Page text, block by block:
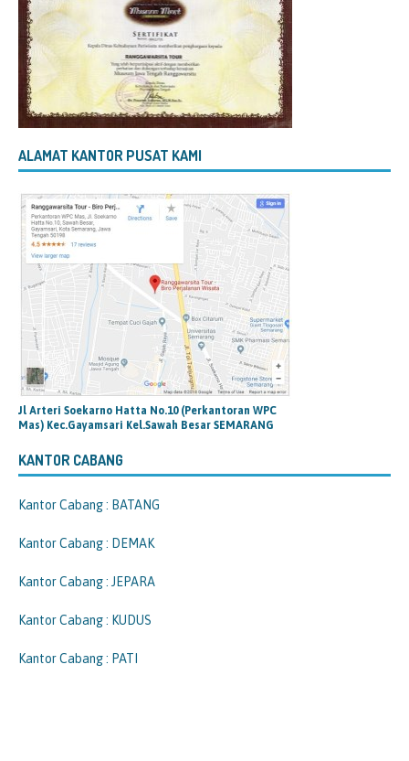
ALAMAT KANTOR PUSAT KAMI
Jl Arteri Soekarno Hatta No.10 (Perkantoran WPC
Mas) Kec.Gayamsari Kel.Sawah Besar SEMARANG
KANTOR CABANG
Kantor Cabang : BATANG
Kantor Cabang : DEMAK
Kantor Cabang : JEPARA
Kantor Cabang : KUDUS
Kantor Cabang : PATI